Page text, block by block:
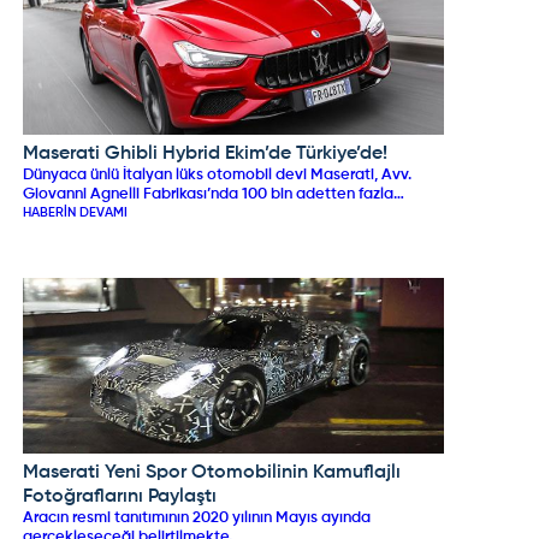
MASERATI
Maserati Ghibli Hybrid Ekim’de Türkiye’de!
Dünyaca ünlü İtalyan lüks otomobil devi Maserati, Avv.
Giovanni Agnelli Fabrikası’nda 100 bin adetten fazla
ürettiği efsane modeli Ghibli modelinin hibrit versiyonun
HABERIN DEVAMI
MASERATI
Maserati Yeni Spor Otomobilinin Kamuflajlı
Fotoğraflarını Paylaştı
Aracın resmi tanıtımının 2020 yılının Mayıs ayında